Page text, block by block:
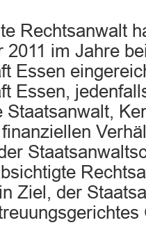
Rechtsanwalt
2011 im Jahre
Essen
Essen,
Staatsanwalt,
Ziel, der